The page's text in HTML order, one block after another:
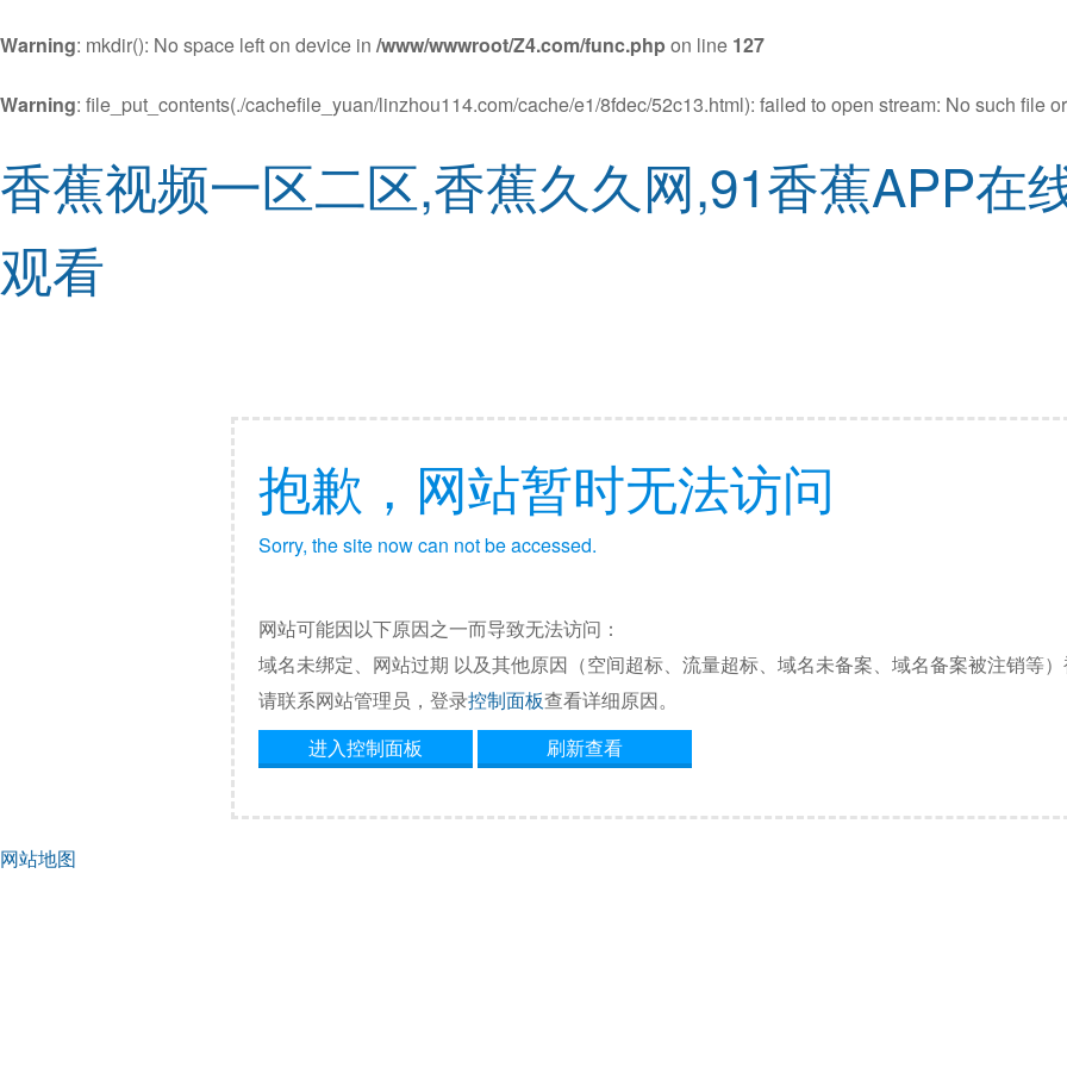
Warning: mkdir(): No space left on device in /www/wwwroot/Z4.com/func.php on line 127
Warning: file_put_contents(./cachefile_yuan/linzhou114.com/cache/e1/8fdec/52c13.html): failed to open stream: No such file
香蕉视频一区二区,香蕉久久网,91香蕉APP在
观看
抱歉，网站暂时无法访问
Sorry, the site now can not be accessed.
网站可能因以下原因之一而导致无法访问：
域名未绑定、网站过期 以及其他原因（空间超标、流量超标、域名未备案、域名备案被注销等）
请联系网站管理员，登录控制面板查看详细原因。
进入控制面板
刷新查看
网站地图